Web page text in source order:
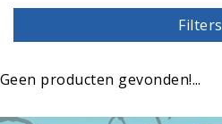
Filters
Geen producten gevonden!...